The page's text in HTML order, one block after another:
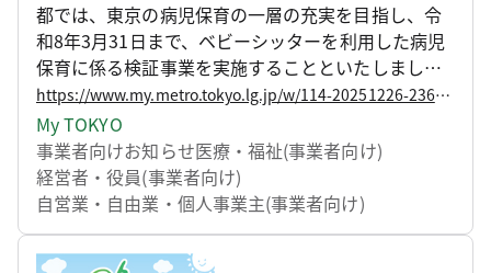
都では、東京の病児保育の一層の充実を目指し、令
和8年3月31日まで、ベビーシッターを利用した病児
保育に係る検証事業を実施することといたしまし
た。 検証事業の実施に当たり、参画するベビーシッ
ター事業者及び参画自治体を選定しましたので、お
知らせいたします。
https://www.my.metro.tokyo.lg.jp/w/114-20251226-236556488
My TOKYO
事業者向けお知らせ医療・福祉(事業者向け)
経営者・役員(事業者向け)
自営業・自由業・個人事業主(事業者向け)